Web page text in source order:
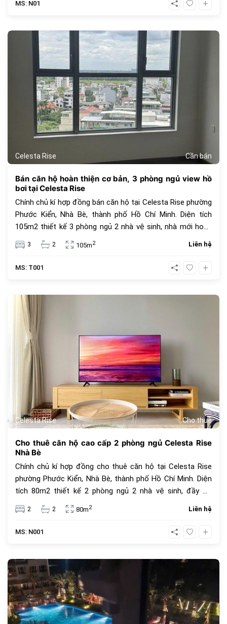
thác nước nhân tạo, hồ bơi cho trẻ trên 5 tuổi, khu BBQ,
khu cấm trại, sân tennis, sân bóng rổ, sân golf mini, khu
tắm hơi, Jacuzzi, khu hát karaoke, trung tâm Gym và Yoga,
công viên cho thú cưng, khu chiếu phim ngoài trời, khu nhà
trên cây, khu cắm trại,..
MS: N01
Celesta Rise Cần bán
Bán căn hộ hoàn thiện cơ bản, 3 phòng ngủ view hồ
bơi tại Celesta Rise
Chính chủ kí hợp đồng bán căn hộ tại Celesta Rise phường
Phước Kiển, Nhà Bè, thành phố Hồ Chí Minh. Diện tích
105m2 thiết kế 3 phòng ngủ 2 nhà vệ sinh, nhà mới hoàn
thiện nội thất cơ bản, view hồ bơi. Giá bán 7,1 tỷ bao thuế
phí. Tiện ích dự án Celesta Rise mang lại dành cho cư dân
với những dịch vụ tiện nghi, cao cấp mang tiêu chuẩn của
nước nhân tạo, hồ bơi cho trẻ trên 5 tuổi, khu BBQ, khu
cấm trại, sân tennis, sân bóng rổ, sân golf mini, khu tắm
hơi, Jacuzzi, khu hát karaoke, trung tâm Gym và Yoga,
công viên cho thú cưng, khu chiếu phim ngoài trời, khu nhà
trên cây, khu cắm trại,..
3 2 105m2 Liên hệ
MS: T001
Celesta Rise Cho thuê
Cho thuê căn hộ cao cấp 2 phòng ngủ Celesta Rise
Nhà Bè
Chính chủ kí hợp đồng cho thuê căn hộ tại Celesta Rise
phường Phước Kiển, Nhà Bè, thành phố Hồ Chí Minh. Diện
tích 80m2 thiết kế 2 phòng ngủ 2 nhà vệ sinh, đầy đủ
trang thiết bị nội thất cao cấp, view thoáng mát. Giá thuê
16 triệu. Tiện ích dự án Celesta Rise mang lại dành cho cư
dân với những dịch vụ tiện nghi, cao cấp mang tiêu chuẩn
thác nước nhân tạo, hồ bơi cho trẻ trên 5 tuổi, khu BBQ,
khu cấm trại, sân tennis, sân bóng rổ, sân golf mini, khu
tắm hơi, Jacuzzi, khu hát karaoke, trung tâm Gym và Yoga,
công viên cho thú cưng, khu chiếu phim ngoài trời, khu nhà
trên cây, khu cắm trại,..
2 2 80m2 Liên hệ
MS: N001